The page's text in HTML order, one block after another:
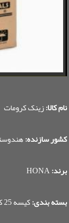
نام کالا:زینک کرومات
کشور سازنده:
برند:HONA
بسته بندی:کیسه 25 کیلوگرمی